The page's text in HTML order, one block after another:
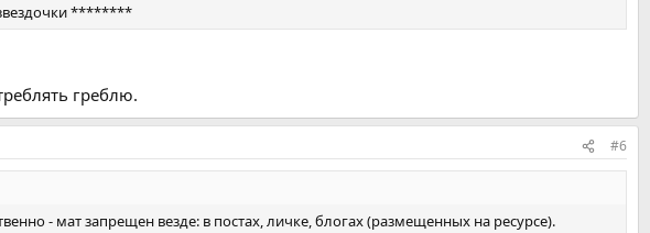
звездочки ********
греблю.
#6
- мат запрещен везде: в постах, личке, блогах (размещенных на ресурсе).